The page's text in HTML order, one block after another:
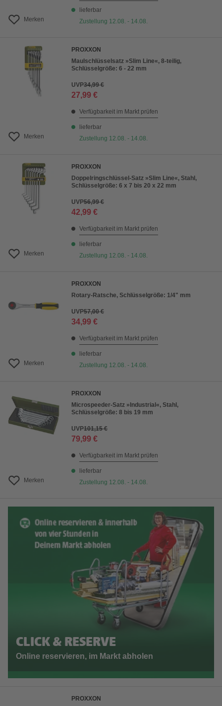
Merken
lieferbar
Zustellung 12.08. - 14.08.
Merken
PROXXON
Maulschlüsselsatz »Slim Line«, 8-teilig,
Schlüsselgröße: 6 - 22 mm
UVP34,99 €
27,99 €
Verfügbarkeit im Markt prüfen
lieferbar
Zustellung 12.08. - 14.08.
Merken
PROXXON
Doppelringschlüssel-Satz »Slim Line«, Stahl,
Schlüsselgröße: 6 x 7 bis 20 x 22 mm
UVP56,99 €
42,99 €
Verfügbarkeit im Markt prüfen
lieferbar
Zustellung 12.08. - 14.08.
Merken
PROXXON
Rotary-Ratsche, Schlüsselgröße: 1/4" mm
UVP57,00 €
34,99 €
Verfügbarkeit im Markt prüfen
lieferbar
Zustellung 12.08. - 14.08.
Merken
PROXXON
Microspeeder-Satz »Industrial«, Stahl,
Schlüsselgröße: 8 bis 19 mm
UVP101,15 €
79,99 €
Verfügbarkeit im Markt prüfen
lieferbar
Zustellung 12.08. - 14.08.
CLICK & RESERVE
Online reservieren, im Markt abholen
PROXXON